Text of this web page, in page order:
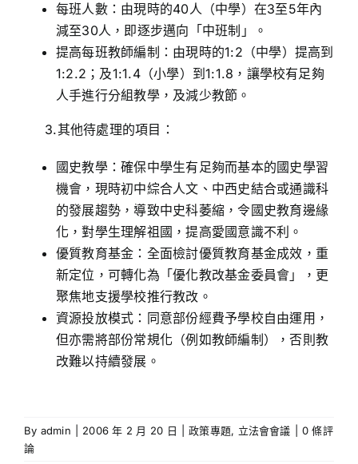
每班人數：由現時的40人（中學）在3至5年內
減至30人，即逐步邁向「中班制」。
提高每班教師編制：由現時的1:2（中學）提高到
1:2.2；及1:1.4（小學）到1:1.8，讓學校有足夠
人手進行分組教學，及減少教節。
3.其他待處理的項目：
國史教學：確保中學生有足夠而基本的國史學習
機會，現時初中綜合人文、中西史結合或通識科
的發展趨勢，導致中史科萎縮，令國史教育邊緣
化，對學生理解祖國，提高愛國意識不利。
優質教育基金：全面檢討優質教育基金成效，重
新定位，可轉化為「優化教改基金委員會」，更
聚焦地支援學校推行教改。
資源投放模式：同意部份經費予學校自由運用，
但亦需將部份常規化（例如教師編制），否則教
改難以持續發展。
By admin 2006 年 2 月 20 日 政策專題, 立法會會議
0 條評
論